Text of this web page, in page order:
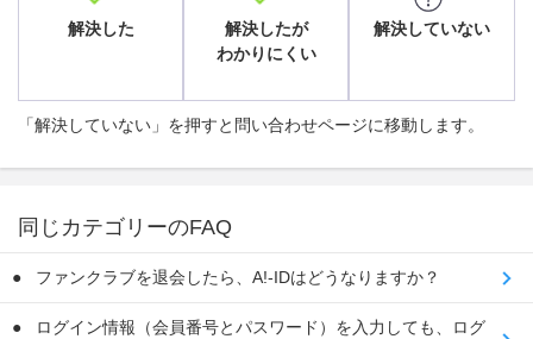
解決した
解決したが
わかりにくい
解決していない
「解決していない」を押すと問い合わせページに移動します。
同じカテゴリーのFAQ
ファンクラブを退会したら、A!-IDはどうなりますか？
ログイン情報（会員番号とパスワード）を入力しても、ログ